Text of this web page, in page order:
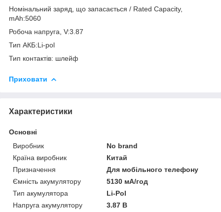
Номінальний заряд, що запасається / Rated Capacity,
mAh:5060
Робоча напруга, V:3.87
Тип АКБ:Li-pol
Тип контактів: шлейф
Приховати
Характеристики
Основні
Виробник
No brand
Країна виробник
Китай
Призначення
Для мобільного телефону
Ємність акумулятору
5130 мА/год
Тип акумулятора
Li-Pol
Напруга акумулятору
3.87 В